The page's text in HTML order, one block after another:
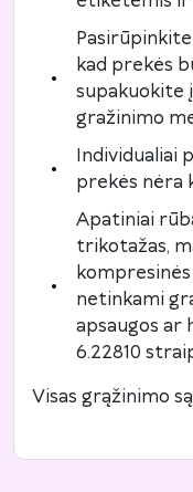
kad prekės
supakuokite
gražinimo
Individualiai
prekės nėra
Apatiniai
trikotažas,
netinkami
apsaugos ar
6.22810
Visas grąžinimo